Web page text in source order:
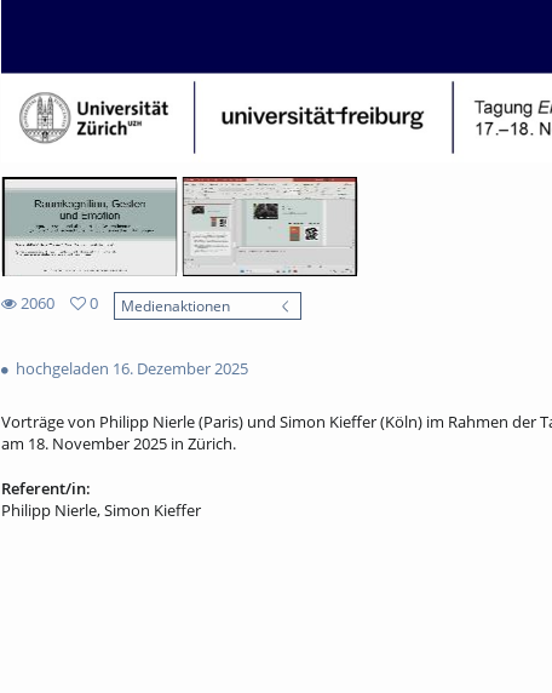
2060
views
0
Medienaktionen
hochgeladen 16. Dezember 2025
Vorträge von Philipp Nierle (Paris) und Simon Kieffer (Köln) im Rahmen der
am 18. November 2025 in Zürich.
Referent/in:
Philipp Nierle, Simon Kieffer